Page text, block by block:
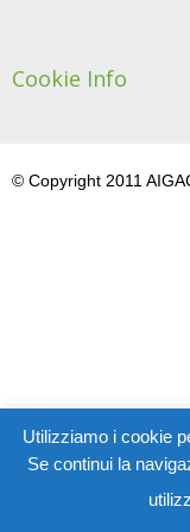
Cookie Info
Utilizziamo i cookie
Se continui la
© Copyright 2011